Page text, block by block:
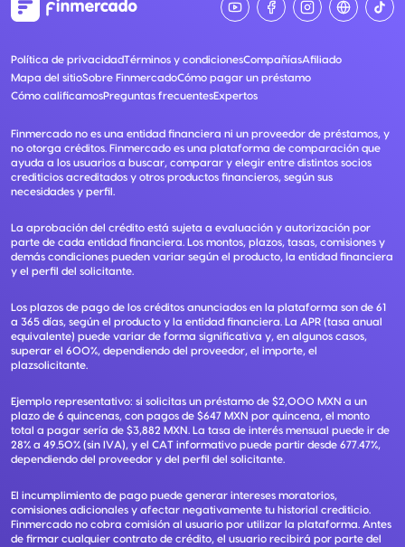
Política de privacidadTérminos y condicionesCompañíasAfiliado
Mapa del sitioSobre FinmercadoCómo pagar un préstamo
Cómo calificamosPreguntas frecuentesExpertos
Finmercado no es una entidad financiera ni un proveedor de préstamos, y
no otorga créditos. Finmercado es una plataforma de comparación que
ayuda a los usuarios a buscar, comparar y elegir entre distintos socios
crediticios acreditados y otros productos financieros, según sus
necesidades y perfil.
La aprobación del crédito está sujeta a evaluación y autorización por
parte de cada entidad financiera. Los montos, plazos, tasas, comisiones y
demás condiciones pueden variar según el producto, la entidad financiera
y el perfil del solicitante.
Los plazos de pago de los créditos anunciados en la plataforma son de 61
a 365 días, según el producto y la entidad financiera. La APR (tasa anual
equivalente) puede variar de forma significativa y, en algunos casos,
superar el 600%, dependiendo del proveedor, el importe, el
plazsolicitante.
Ejemplo representativo: si solicitas un préstamo de $2,000 MXN a un
plazo de 6 quincenas, con pagos de $647 MXN por quincena, el monto
total a pagar sería de $3,882 MXN. La tasa de interés mensual puede ir de
28% a 49.50% (sin IVA), y el CAT informativo puede partir desde 677.47%,
dependiendo del proveedor y del perfil del solicitante.
El incumplimiento de pago puede generar intereses moratorios,
comisiones adicionales y afectar negativamente tu historial crediticio.
Finmercado no cobra comisión al usuario por utilizar la plataforma. Antes
de firmar cualquier contrato de crédito, el usuario recibirá por parte del